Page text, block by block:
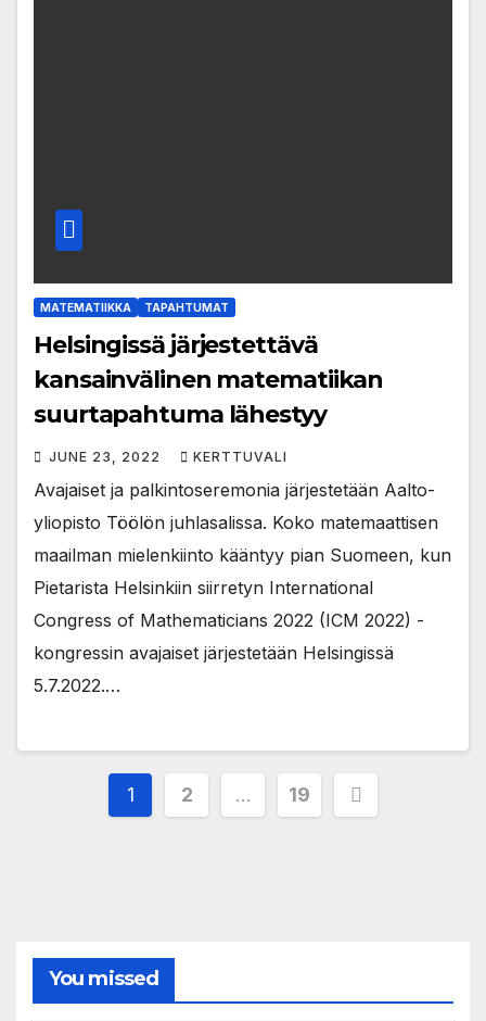
MATEMATIIKKA TAPAHTUMAT
Helsingissä järjestettävä
kansainvälinen matematiikan
suurtapahtuma lähestyy
JUNE 23, 2022 KERTTUVALI
Avajaiset ja palkintoseremonia järjestetään Aalto-
yliopisto Töölön juhlasalissa. Koko matemaattisen
maailman mielenkiinto kääntyy pian Suomeen, kun
Pietarista Helsinkiin siirretyn International
Congress of Mathematicians 2022 (ICM 2022) -
kongressin avajaiset järjestetään Helsingissä
5.7.2022.…
Posts
1 2 … 19
You missed